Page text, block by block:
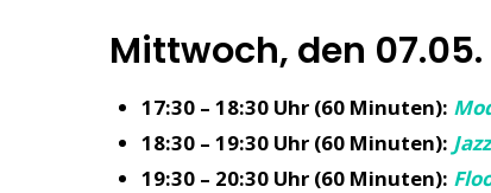
Mittwoch, den 07.05.
17:30 – 18:30 Uhr (60 Minuten):
18:30 – 19:30 Uhr (60 Minuten):
19:30 – 20:30 Uhr (60 Minuten):